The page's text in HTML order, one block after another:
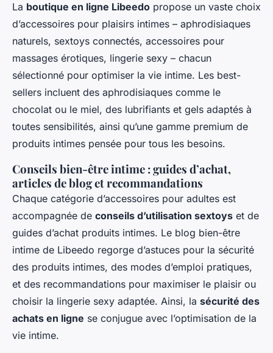
La boutique en ligne Libeedo propose un vaste choix
d’accessoires pour plaisirs intimes – aphrodisiaques
naturels, sextoys connectés, accessoires pour
massages érotiques, lingerie sexy – chacun
sélectionné pour optimiser la vie intime. Les best-
sellers incluent des aphrodisiaques comme le
chocolat ou le miel, des lubrifiants et gels adaptés à
toutes sensibilités, ainsi qu’une gamme premium de
produits intimes pensée pour tous les besoins.
Conseils bien-être intime : guides d’achat,
articles de blog et recommandations
Chaque catégorie d’accessoires pour adultes est
accompagnée de conseils d’utilisation sextoys et de
guides d’achat produits intimes. Le blog bien-être
intime de Libeedo regorge d’astuces pour la sécurité
des produits intimes, des modes d’emploi pratiques,
et des recommandations pour maximiser le plaisir ou
choisir la lingerie sexy adaptée. Ainsi, la sécurité des
achats en ligne se conjugue avec l’optimisation de la
vie intime.